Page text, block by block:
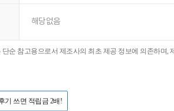
해당없음
순 참고용으로서 제조사의 최초 제공 정보에 의존하며,
기 쓰면 적립금 2배!